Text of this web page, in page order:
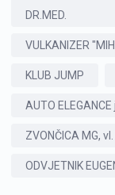
DR.MED.
VULKANIZER
KLUB JUMP
AUTO ELEGANCE
ZVONČICA MG,
ODVJETNIK